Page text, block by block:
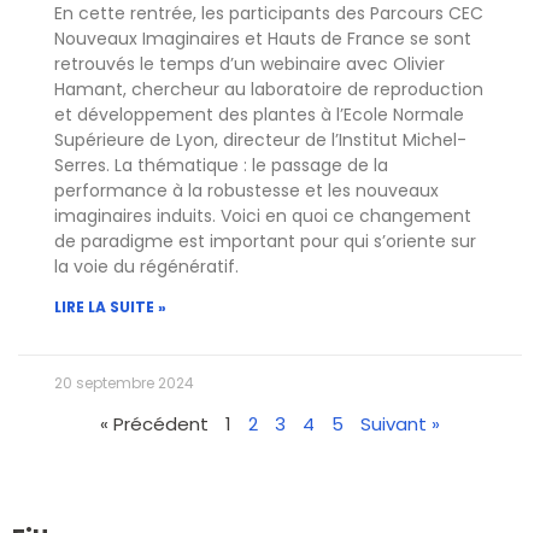
En cette rentrée, les participants des Parcours CEC
Nouveaux Imaginaires et Hauts de France se sont
retrouvés le temps d’un webinaire avec Olivier
Hamant, chercheur au laboratoire de reproduction
et développement des plantes à l’Ecole Normale
Supérieure de Lyon, directeur de l’Institut Michel-
Serres. La thématique : le passage de la
performance à la robustesse et les nouveaux
imaginaires induits. Voici en quoi ce changement
de paradigme est important pour qui s’oriente sur
la voie du régénératif.
LIRE LA SUITE »
20 septembre 2024
« Précédent 1 2 3 4 5 Suivant »